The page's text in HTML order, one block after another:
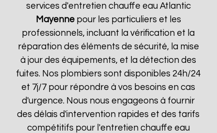
services d'entretien chauffe eau Atlantic
Mayennepour les particuliers et les
professionnels, incluant la vérification et la
réparation des éléments de sécurité, la mise
à jour des équipements, et la détection des
fuites. Nos plombiers sont disponibles 24h/24
et 7j/7 pour répondre à vos besoins en cas
d'urgence. Nous nous engageons à fournir
des délais d'intervention rapides et des tarifs
compétitifs pour l'entretien chauffe eau